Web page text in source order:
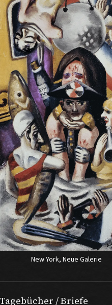
New York, Neue Galerie
/ Briefe